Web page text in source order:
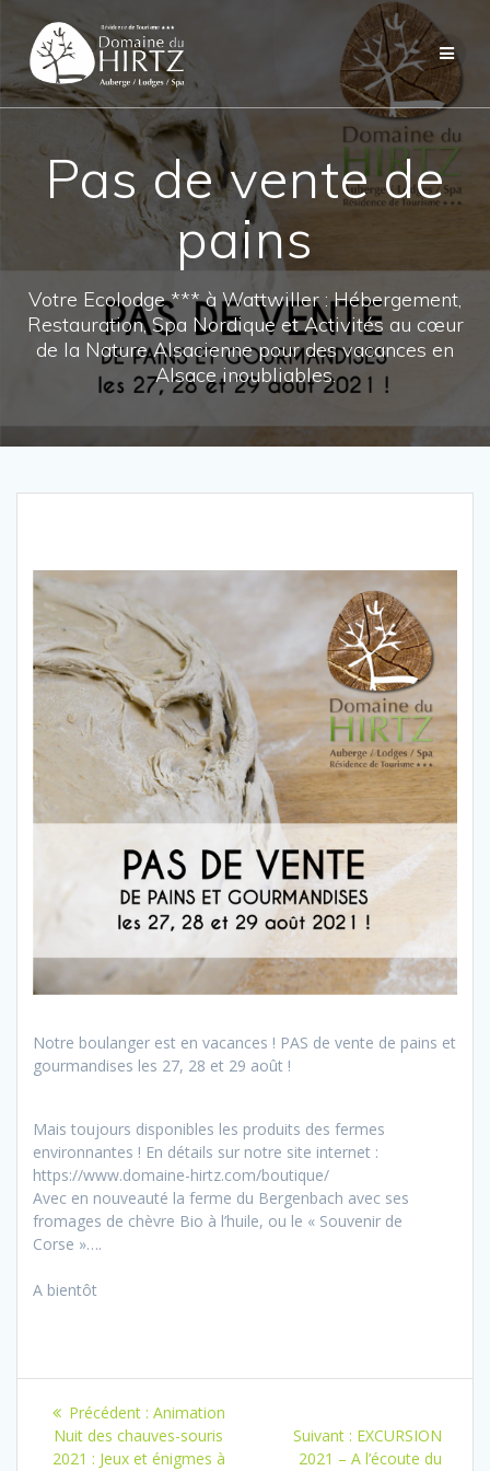
Pas de vente de
pains
Votre Ecolodge *** à Wattwiller : Hébergement,
Restauration, Spa Nordique et Activités au cœur
de la Nature Alsacienne pour des vacances en
Alsace inoubliables.
Notre boulanger est en vacances ! PAS de vente de pains et
gourmandises les 27, 28 et 29 août !
Mais toujours disponibles les produits des fermes
environnantes ! En détails sur notre site internet :
https://www.domaine-hirtz.com/boutique/
Avec en nouveauté la ferme du Bergenbach avec ses
fromages de chèvre Bio à l’huile, ou le « Souvenir de
Corse »….
A bientôt
Navigation
de
Précédent : Article
précédent
:
Animation
Nuit des chauves-souris
2021 : Jeux et énigmes à
Suivant : Article
suivant
EXCURSION
2021 – A l’écoute du